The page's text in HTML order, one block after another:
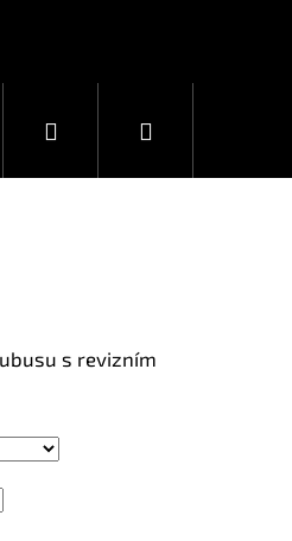
PřihlášeníNákupní
s revizním